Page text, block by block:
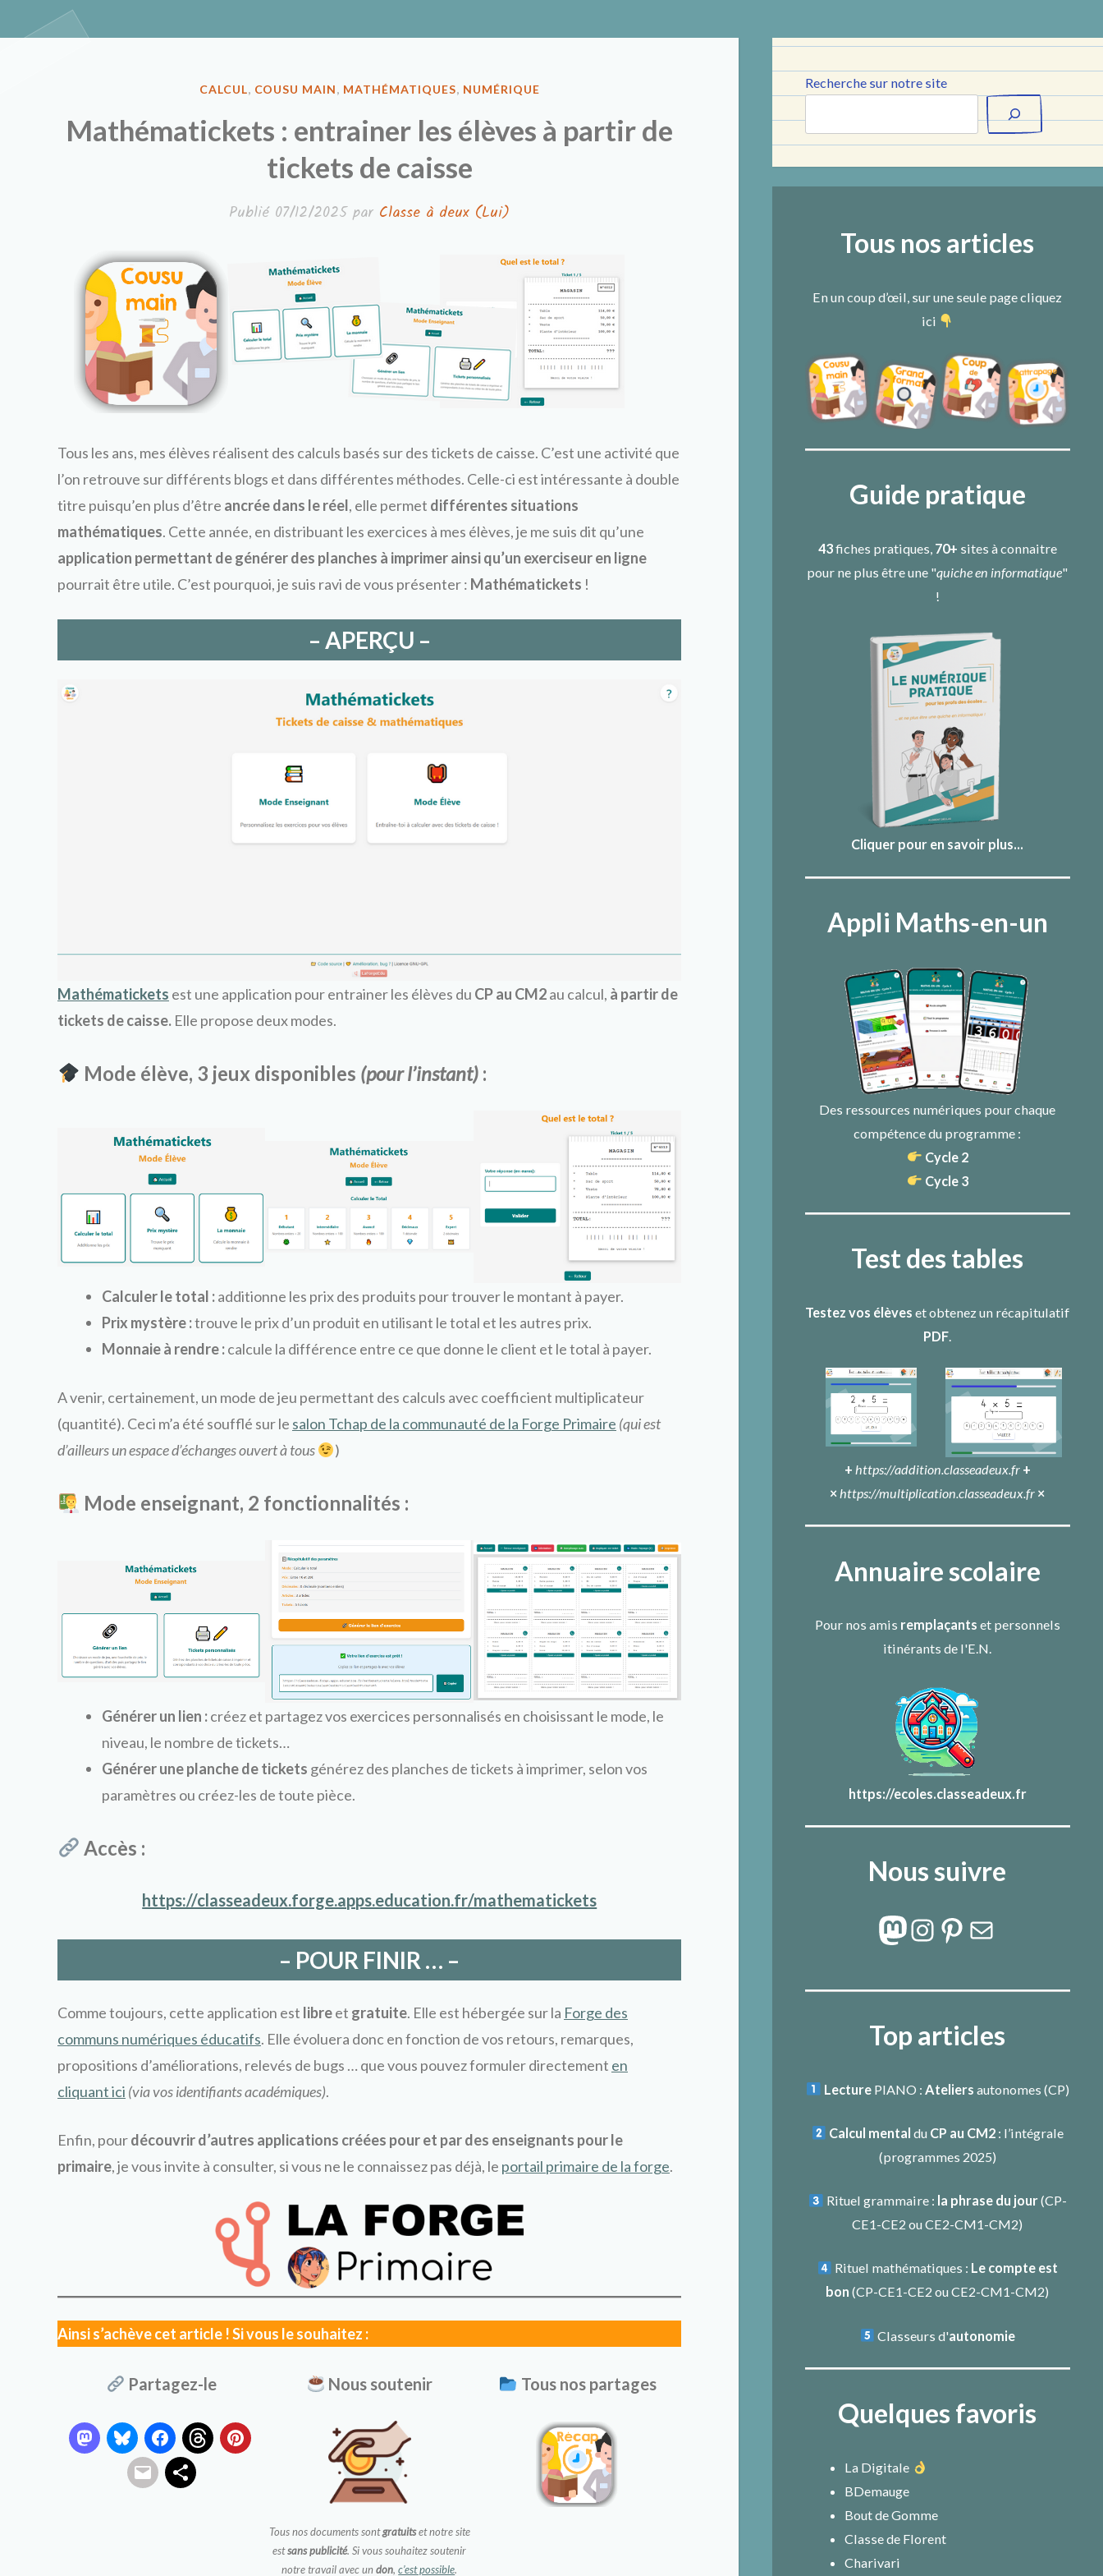
Classe à deux
PUBLIÉ
CALCUL, COUSU MAIN, MATHÉMATIQUES, NUMÉRIQUE
Mathématickets : entrainer les élèves à partir de
tickets de caisse
Publié 07/12/2025par Classe à deux (Lui)
Tous les ans, mes élèves réalisent des calculs basés sur des tickets de caisse. C’est une activité que
l’on retrouve sur différents blogs et dans différentes méthodes. Celle-ci est intéressante à double
titre puisqu’en plus d’être ancrée dans le réel, elle permet différentes situations
mathématiques. Cette année, en distribuant les exercices à mes élèves, je me suis dit qu’une
application permettant de générer des planches à imprimer ainsi qu’un exerciseur en ligne
pourrait être utile. C’est pourquoi, je suis ravi de vous présenter : Mathématickets !
– APERÇU –
Mathématickets est une application pour entrainer les élèves du CP au CM2au calcul, à partir de
tickets de caisse. Elle propose deux modes.
Mode élève, 3 jeux disponibles (pour l’instant) :
Calculer le total :additionne les prix des produits pour trouver le montant à payer.
Prix mystère :trouve le prix d’un produit en utilisant le total et les autres prix.
Monnaie à rendre :calcule la différence entre ce que donne le client et le total à payer.
A venir, certainement, un mode de jeu permettant des calculs avec coefficient multiplicateur
(quantité). Ceci m’a été soufflé sur le salon Tchap de la communauté de la Forge Primaire (qui est
d’ailleurs un espace d’échanges ouvert à tous
)
Mode enseignant, 2 fonctionnalités :
Générer un lien :créez et partagez vos exercices personnalisés en choisissant le mode, le
niveau, le nombre de tickets…
Générer une planche de tickets générez des planches de tickets à imprimer, selon vos
paramètres ou créez-les de toute pièce.
Accès :
https://classeadeux.forge.apps.education.fr/mathematickets
– POUR FINIR … –
Comme toujours, cette application est libreet gratuite. Elle est hébergée sur la Forge des
communs numériques éducatifs. Elle évoluera donc en fonction de vos retours, remarques,
propositions d’améliorations, relevés de bugs … que vous pouvez formuler directement en
cliquant ici (via vos identifiants académiques).
Enfin, pourdécouvrir d’autres applications créées pour et par des enseignants pour le
primaire, je vous invite à consulter, si vous ne le connaissez pas déjà, le portail primaire de la forge.
Ainsi s’achève cet article ! Si vous le souhaitez :
Partagez-le Nous soutenir
Tous nos documents sontgratuitset notre site
estsans publicité. Si vous souhaitez soutenir
notre travail avec undon,c’est possible.
Tous nos partages
Recherche sur notre site
Tous nos articles
En un coup d’œil, sur une seule page cliquez
ici
Guide pratique
43fiches pratiques, 70+ sites à connaitre
pour ne plus être une "quiche en informatique"
!
Cliquer pour en savoir plus...
Appli Maths-en-un
Des ressources numériques pour chaque
compétence du programme :
Cycle 2
Cycle 3
Test des tables
Testez vos élèves et obtenez un récapitulatif
PDF.
+ https://addition.classeadeux.fr +
×https://multiplication.classeadeux.fr ×
Annuaire scolaire
Pour nos amis remplaçants et personnels
itinérants de l'E.N.
https://ecoles.classeadeux.fr
Nous suivre
Mastodon
Instagram
Pinterest
E-mail
Top articles
LecturePIANO : Ateliers autonomes (CP)
Calcul mental du CP au CM2 : l’intégrale
(programmes 2025)
Rituel grammaire : la phrase du jour(CP-
CE1-CE2 ouCE2-CM1-CM2)
Rituel mathématiques : Le compte est
bon (CP-CE1-CE2 ouCE2-CM1-CM2)
Classeurs d'autonomie
Quelques favoris
La Digitale
BDemauge
Bout de Gomme
Classe de Florent
Charivari